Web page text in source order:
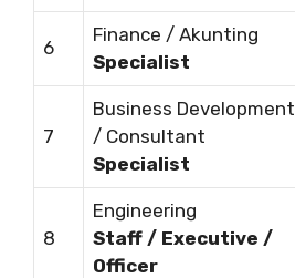
6
Finance / Akunting
Specialist
7
Business Development
/ Consultant
Specialist
8
Engineering
Staff / Executive /
Officer